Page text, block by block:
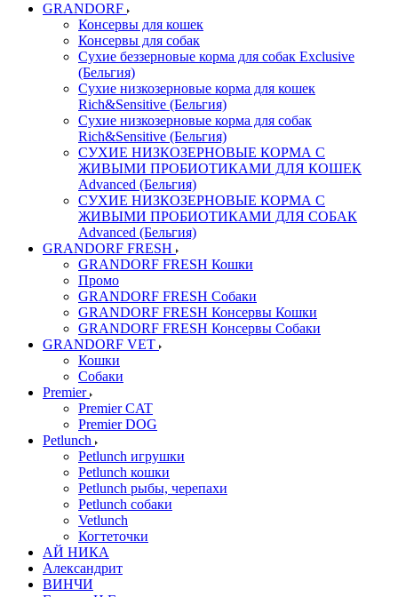
GRANDORF
Консервы для кошек
Консервы для собак
Сухие беззерновые корма для собак Exclusive
(Бельгия)
Сухие низкозерновые корма для кошек
Rich&Sensitive (Бельгия)
Сухие низкозерновые корма для собак
Rich&Sensitive (Бельгия)
СУХИЕ НИЗКОЗЕРНОВЫЕ КОРМА С
ЖИВЫМИ ПРОБИОТИКАМИ ДЛЯ КОШЕК
Advanced (Бельгия)
СУХИЕ НИЗКОЗЕРНОВЫЕ КОРМА С
ЖИВЫМИ ПРОБИОТИКАМИ ДЛЯ СОБАК
Advanced (Бельгия)
GRANDORF FRESH
GRANDORF FRESH Кошки
Промо
GRANDORF FRESH Собаки
GRANDORF FRESH Консервы Кошки
GRANDORF FRESH Консервы Собаки
GRANDORF VET
Кошки
Собаки
Premier
Premier CAT
Premier DOG
Petlunch
Petlunch игрушки
Petlunch кошки
Petlunch рыбы, черепахи
Petlunch собаки
Vetlunch
Когтеточки
АЙ НИКА
Александрит
ВИНЧИ